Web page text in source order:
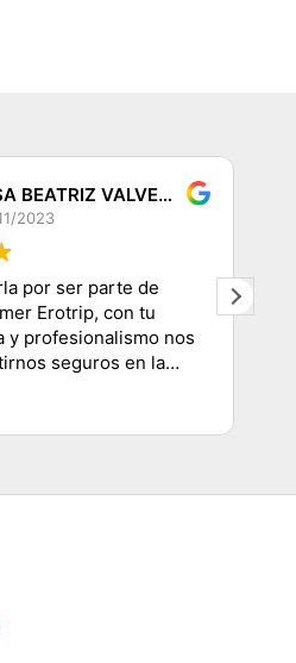
ELSA BEATRIZ VALVERDE DEZA
2023
por ser parte de
Erotrip, con tu
y profesionalismo nos
seguros en la
subir a la Torre
el Río